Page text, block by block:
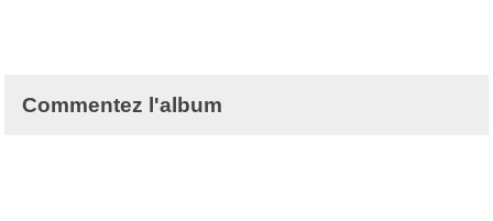
Commentez l'album